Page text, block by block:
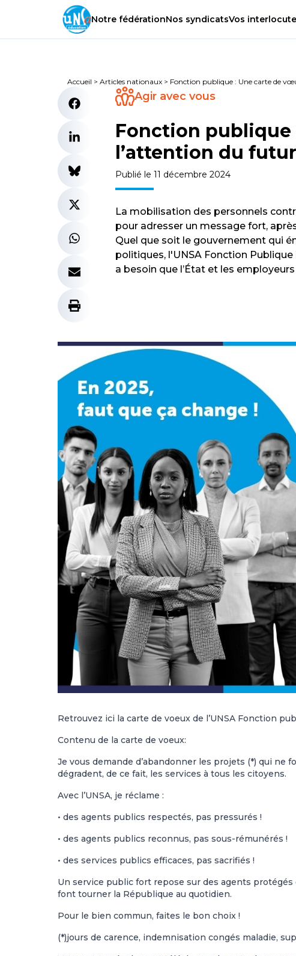
Notre fédérationNos syndicatsVos
Accueil > Articles nationaux > Fonction publique : Une carte de
Agir avec vous
Fonction publique
l’attention du
Publié le 11 décembre 2024
La mobilisation des personnels
pour adresser un message fort,
Quel que soit le gouvernement qui
politiques, l'UNSA Fonction
a besoin que l’État et les
Retrouvez ici la carte de voeux de l’UNSA Fonction
Contenu de la carte de voeux:
Je vous demande d’abandonner les projets (*) qui
dégradent, de ce fait, les services à tous les citoyens.
Avec l’UNSA, je réclame :
• des agents publics respectés, pas pressurés !
• des agents publics reconnus, pas sous-rémunérés !
• des services publics efficaces, pas sacrifiés !
Un service public fort repose sur des agents
font tourner la République au quotidien.
Pour le bien commun, faites le bon choix !
(*)jours de carence, indemnisation congés maladie,